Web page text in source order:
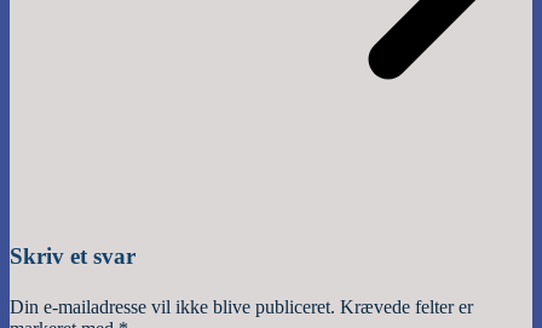
Skriv et svar
Din e-mailadresse vil ikke blive publiceret. Krævede felter er